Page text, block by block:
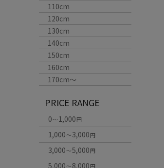
110cm
120cm
130cm
140cm
150cm
160cm
170cm〜
PRICE RANGE
0～1,000円
1,000～3,000円
3,000～5,000円
5,000～8,000円